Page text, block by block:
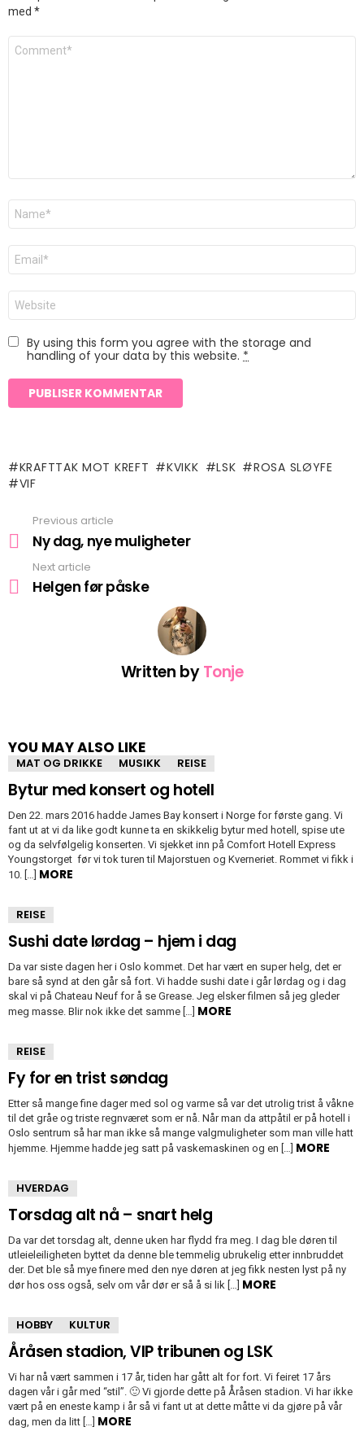
med *
Kommentar
Navn
E-
post
*
Nettsted
By using this form you agree with the storage and
handling of your data by this website. *
KRAFTTAK MOT KREFT KVIKK LSK
ROSA SLØYFE
VIF
more
Previous article
Ny dag, nye muligheter
Next article
Helgen før påske
Written byTonje
YOU MAY ALSO LIKE
MAT OG DRIKKE MUSIKK REISE
Bytur med konsert og hotell
Den 22. mars 2016 hadde James Bay konsert i Norge for første gang. Vi
fant ut at vi da like godt kunne ta en skikkelig bytur med hotell, spise ute
og da selvfølgelig konserten. Vi sjekket inn på Comfort Hotell Express
Youngstorget før vi tok turen til Majorstuen og Kverneriet. Rommet vi fikk i
10. […] MORE
REISE
Sushi date lørdag – hjem i dag
Da var siste dagen her i Oslo kommet. Det har vært en super helg, det er
bare så synd at den går så fort. Vi hadde sushi date i går lørdag og i dag
skal vi på Chateau Neuf for å se Grease. Jeg elsker filmen så jeg gleder
meg masse. Blir nok ikke det samme […] MORE
REISE
Fy for en trist søndag
Etter så mange fine dager med sol og varme så var det utrolig trist å våkne
til det gråe og triste regnværet som er nå. Når man da attpåtil er på hotell i
Oslo sentrum så har man ikke så mange valgmuligheter som man ville hatt
hjemme. Hjemme hadde jeg satt på vaskemaskinen og en […] MORE
HVERDAG
Torsdag alt nå – snart helg
Da var det torsdag alt, denne uken har flydd fra meg. I dag ble døren til
utleieleiligheten byttet da denne ble temmelig ubrukelig etter innbruddet
der. Det ble så mye finere med den nye døren at jeg fikk nesten lyst på ny
dør hos oss også, selv om vår dør er så å si lik […] MORE
HOBBY KULTUR
Åråsen stadion, VIP tribunen og LSK
Vi har nå vært sammen i 17 år, tiden har gått alt for fort. Vi feiret 17 års
dagen vår i går med “stil”. 🙂 Vi gjorde dette på Åråsen stadion. Vi har ikke
vært på en eneste kamp i år så vi fant ut at dette måtte vi da gjøre på vår
dag, men da litt […] MORE